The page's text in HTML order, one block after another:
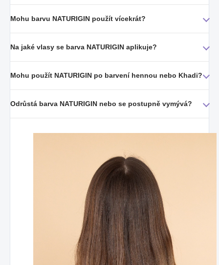
Mohu barvu NATURIGIN použít vícekrát?
Na jaké vlasy se barva NATURIGIN aplikuje?
Mohu použít NATURIGIN po barvení hennou nebo Khadi?
Odrůstá barva NATURIGIN nebo se postupně vymývá?